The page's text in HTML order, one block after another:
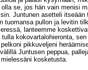
se, jos hän vain menisi
Juntunen asetteli itseään
tuomansa pullon ja levitin
lanteemme
kokovartalohieronta,
pikkuveljeni
Juntusen peppua,
kosketusta.